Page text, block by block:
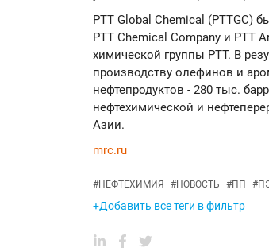
PTT Global Chemical (PTTGC)
PTT Chemical Company и PTT
химической группы PTT. В
производству олефинов и
нефтепродуктов - 280 тыс.
нефтехимической и
Азии.
mrc.ru
#НЕФТЕХИМИЯ #НОВОСТЬ #ПП #
+Добавить все теги в фильтр